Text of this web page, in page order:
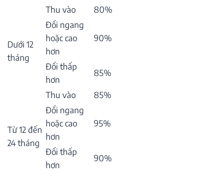
Dưới 12
tháng
Thu vào
80%
Đổi ngang
hoặc cao
hơn
90%
Đổi thấp
hơn
85%
Từ 12 đến
24 tháng
Thu vào
85%
Đổi ngang
hoặc cao
hơn
95%
Đổi thấp
hơn
90%